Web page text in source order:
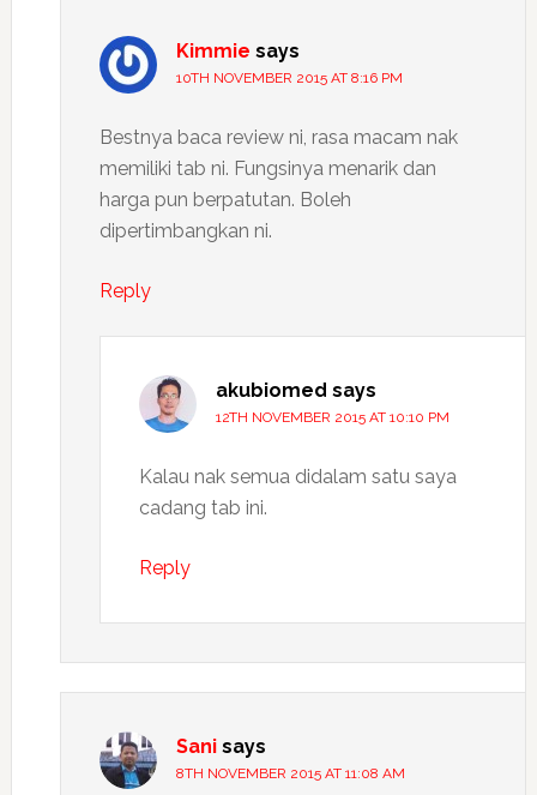
Kimmie says
10TH NOVEMBER 2015 AT 8:16 PM
Bestnya baca review ni, rasa macam nak
memiliki tab ni. Fungsinya menarik dan
harga pun berpatutan. Boleh
dipertimbangkan ni.
Reply
akubiomed says
12TH NOVEMBER 2015 AT 10:10 PM
Kalau nak semua didalam satu saya
cadang tab ini.
Reply
Sani says
8TH NOVEMBER 2015 AT 11:08 AM